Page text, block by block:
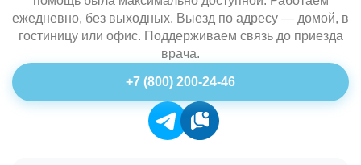
ежедневно, без выходных. Выезд по адресу — домой, в
гостиницу или офис. Поддерживаем связь до приезда
врача.
+7 (800) 200-24-46